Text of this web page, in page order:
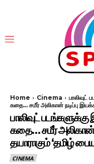
Home Cinema
கதை... சமீர் அலிகான் நடிப்பு
பாலிவுட்
கதை… சமீர் அலிகான்
தயாராகும் ‘தமிழ்
CINEMA